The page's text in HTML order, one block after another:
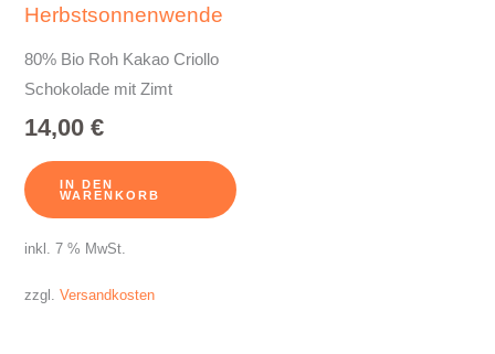
Herbstsonnenwende
80% Bio Roh Kakao Criollo
Schokolade mit Zimt
14,00€
IN DEN
WARENKORB
inkl. 7 % MwSt.
zzgl.Versandkosten